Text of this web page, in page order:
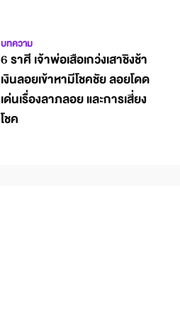
บทความ
6 ราศี เจ้าพ่อเสือเกว่งเสาชิงช้า
เงินลอยเข้าหามีโชคชัย ลอยโดด
เด่นเรื่องลาภลอย และการเสี่ยง
โชค